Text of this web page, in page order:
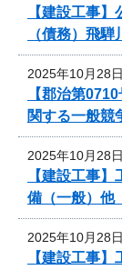
【建設工事
（債務）飛
2025年10月28
【郡治第
関する一般競
2025年10月28
【建設工事
備（一般）他
2025年10月28
【建設工事